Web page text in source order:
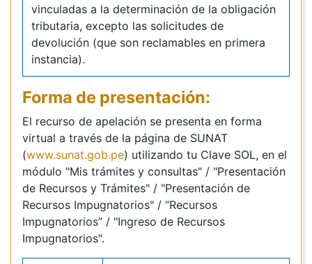
vinculadas a la determinación de la obligación
tributaria, excepto las solicitudes de
devolución (que son reclamables en primera
instancia).
Forma de presentación:
El recurso de apelación se presenta en forma
virtual a través de la página de SUNAT
(www.sunat.gob.pe) utilizando tu Clave SOL, en el
módulo "Mis trámites y consultas" / "Presentación
de Recursos y Trámites" / "Presentación de
Recursos Impugnatorios" / “Recursos
Impugnatorios” / "Ingreso de Recursos
Impugnatorios".